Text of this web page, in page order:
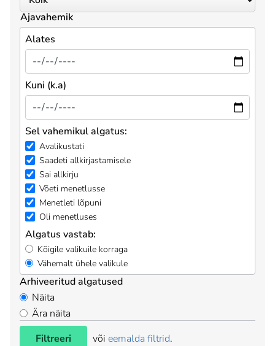
Ajavahemik
Alates
Kuni (k.a)
Sel vahemikul algatus:
Avalikustati
Saadeti allkirjastamisele
Sai allkirju
Võeti menetlusse
Menetleti lõpuni
Oli menetluses
Algatus vastab:
Kõigile valikuile korraga
Vähemalt ühele valikule
Arhiveeritud algatused
Näita
Ära näita
Filtreeri
või eemalda filtrid.